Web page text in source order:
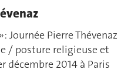
Journée Pierre Thévenaz
/ posture religieuse et
décembre 2014 à Paris